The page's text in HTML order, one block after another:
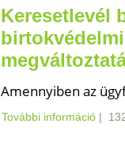
Keresetlevél
Amennyiben az
További információ |